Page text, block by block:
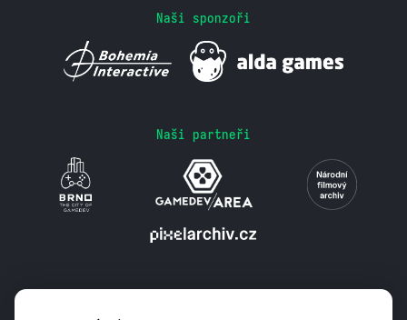
Naši sponzoři
Naši partneři